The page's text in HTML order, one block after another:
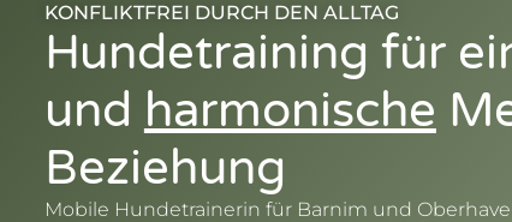
KONFLIKTFREI DURCH DEN ALLTAG
Hundetraining für
und harmonische
Beziehung
Mobile Hundetrainerin für Barnim und